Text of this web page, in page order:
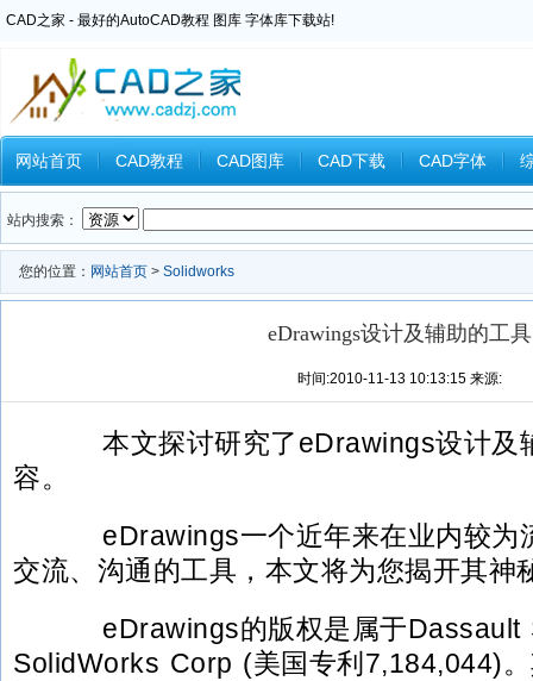
CAD之家 - 最好的AutoCAD教程 图库 字体库下载站!
网站首页 CAD教程 CAD图库 CAD下载 CAD字体
Inventor教程 Ansys教程 CAXA教程 中望CAD Catia教
站内搜索：
您的位置： 网站首页 > Solidworks
eDrawings设计及辅助的工具
时间:2010-11-13 10:13:15 来源:
本文探讨研究了eDrawings设计及
容。
eDrawings一个近年来在业内较为
交流、沟通的工具，本文将为您揭开其神
eDrawings的版权是属于Dassault
SolidWorks Corp (美国专利7,184,044)